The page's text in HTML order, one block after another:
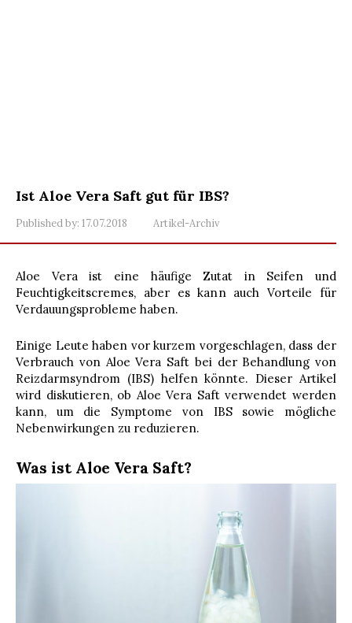
Ist Aloe Vera Saft gut für IBS?
Published by: 17.07.2018 Artikel-Archiv
Aloe Vera ist eine häufige Zutat in Seifen und
Feuchtigkeitscremes, aber es kann auch Vorteile für
Verdauungsprobleme haben.
Einige Leute haben vor kurzem vorgeschlagen, dass der
Verbrauch von Aloe Vera Saft bei der Behandlung von
Reizdarmsyndrom (IBS) helfen könnte. Dieser Artikel
wird diskutieren, ob Aloe Vera Saft verwendet werden
kann, um die Symptome von IBS sowie mögliche
Nebenwirkungen zu reduzieren.
Was ist Aloe Vera Saft?